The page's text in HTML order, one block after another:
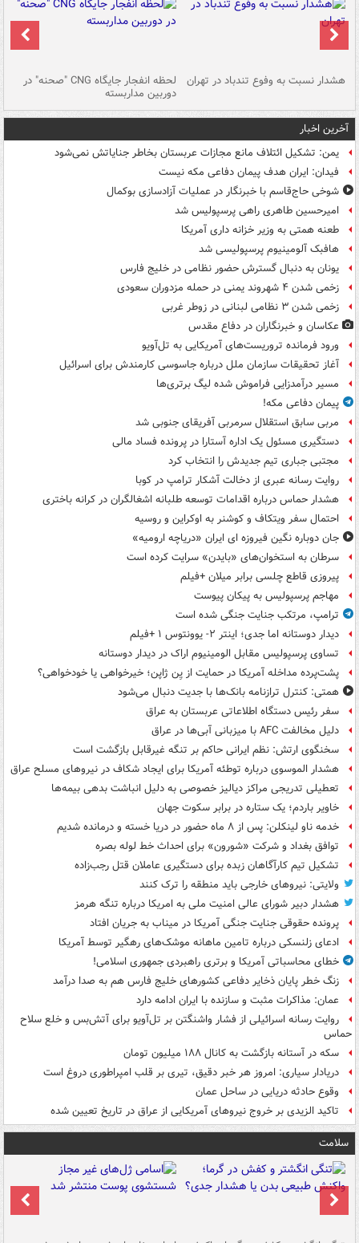
هشدار نسبت به وفوع تندباد در تهران لحظه انفجار جایگاه CNG "صحنه" در
دوربین مداربسته
آخرین اخبار
یمن: تشکیل ائتلاف مانع مجازات عربستان بخاطر جنایاتش نمی‌شود
فیدان: ایران هدف پیمان دفاعی مکه نیست
شوخی حاج‌قاسم با خبرنگار در عملیات آزادسازی بوکمال
امیرحسین طاهری راهی پرسپولیس شد
طعنه همتی به وزیر خزانه داری آمریکا
هافبک آلومینیوم پرسپولیسی شد
یونان به دنبال گسترش حضور نظامی در خلیج فارس
زخمی شدن ۴ شهروند یمنی در حمله مزدوران سعودی
زخمی شدن ۳ نظامی لبنانی در زوطر غربی
عکاسان و خبرنگاران در دفاع مقدس
ورود فرمانده تروریست‌های آمریکایی به تل‌آویو
آغاز تحقیقات سازمان ملل درباره جاسوسی کارمندش برای اسرائیل
مسیر درآمدزایی فراموش شده لیگ برتری‌ها
پیمان دفاعی مکه!
مربی سابق استقلال سرمربی آفریقای جنوبی شد
دستگیری مسئول یک اداره آستارا در پرونده فساد مالی
مجتبی جباری تیم جدیدش را انتخاب کرد
روایت رسانه عبری از دخالت آشکار ترامپ در کوبا
هشدار حماس درباره اقدامات توسعه طلبانه اشغالگران در کرانه باختری
احتمال سفر ویتکاف و کوشنر به اوکراین و روسیه
جان دوباره نگین فیروزه ای ایران «دریاچه ارومیه»
سرطان به استخوان‌های «بایدن» سرایت کرده است
پیروزی قاطع چلسی برابر میلان +فیلم
مهاجم پرسپولیس به پیکان پیوست
ترامپ، مرتکب جنایت جنگی شده است
دیدار دوستانه اما جدی؛ اینتر ۲- یوونتوس ۱ +فیلم
تساوی پرسپولیس مقابل الومینیوم اراک در دیدار دوستانه
پشت‌پرده مداخله آمریکا در حمایت از یِن ژاپن؛ خیرخواهی یا خودخواهی؟
همتی: کنترل ترازنامه بانک‌ها با جدیت دنبال می‌شود
سفر رئیس دستگاه اطلاعاتی عربستان به عراق
دلیل مخالفت AFC با میزبانی آبی‌ها در عراق
سخنگوی ارتش: نظم ایرانی حاکم بر تنگه غیرقابل بازگشت است
هشدار الموسوی درباره توطئه آمریکا برای ایجاد شکاف در نیروهای مسلح عراق
تعطیلی تدریجی مراکز دیالیز خصوصی به دلیل انباشت بدهی بیمه‌ها
خاویر باردم؛ یک ستاره در برابر سکوت جهان
خدمه ناو لینکلن: پس از ۸ ماه حضور در دریا خسته و درمانده‌ شدیم
توافق بغداد و شرکت «شورون» برای احداث خط لوله بصره
تشکیل تیم کارآگاهان زبده برای دستگیری عاملان قتل رجب‌زاده
ولایتی: نیروهای خارجی باید منطقه را ترک کنند
هشدار دبیر شورای عالی امنیت ملی به امریکا درباره تنگه هرمز
پرونده حقوقی جنایت جنگی آمریکا در میناب به جریان افتاد
ادعای زلنسکی درباره تامین ماهانه موشک‌های رهگیر توسط آمریکا
خطای محاسباتی آمریکا و برتری راهبردی جمهوری اسلامی!
زنگ خطر پایان ذخایر دفاعی کشورهای خلیج فارس هم به صدا درآمد
عمان: مذاکرات مثبت و سازنده با ایران ادامه دارد
روایت رسانه اسرائیلی از فشار واشنگتن بر تل‌آویو برای آتش‌بس و خلع سلاح
حماس
سکه در آستانه بازگشت به کانال ۱۸۸ میلیون تومان
دریادار سیاری: امروز هر خبر دقیق، تیری بر قلب امپراطوری دروغ است
وقوع حادثه دریایی در ساحل عمان
تاکید الزیدی بر خروج نیروهای آمریکایی از عراق در تاریخ تعیین شده
سلامت